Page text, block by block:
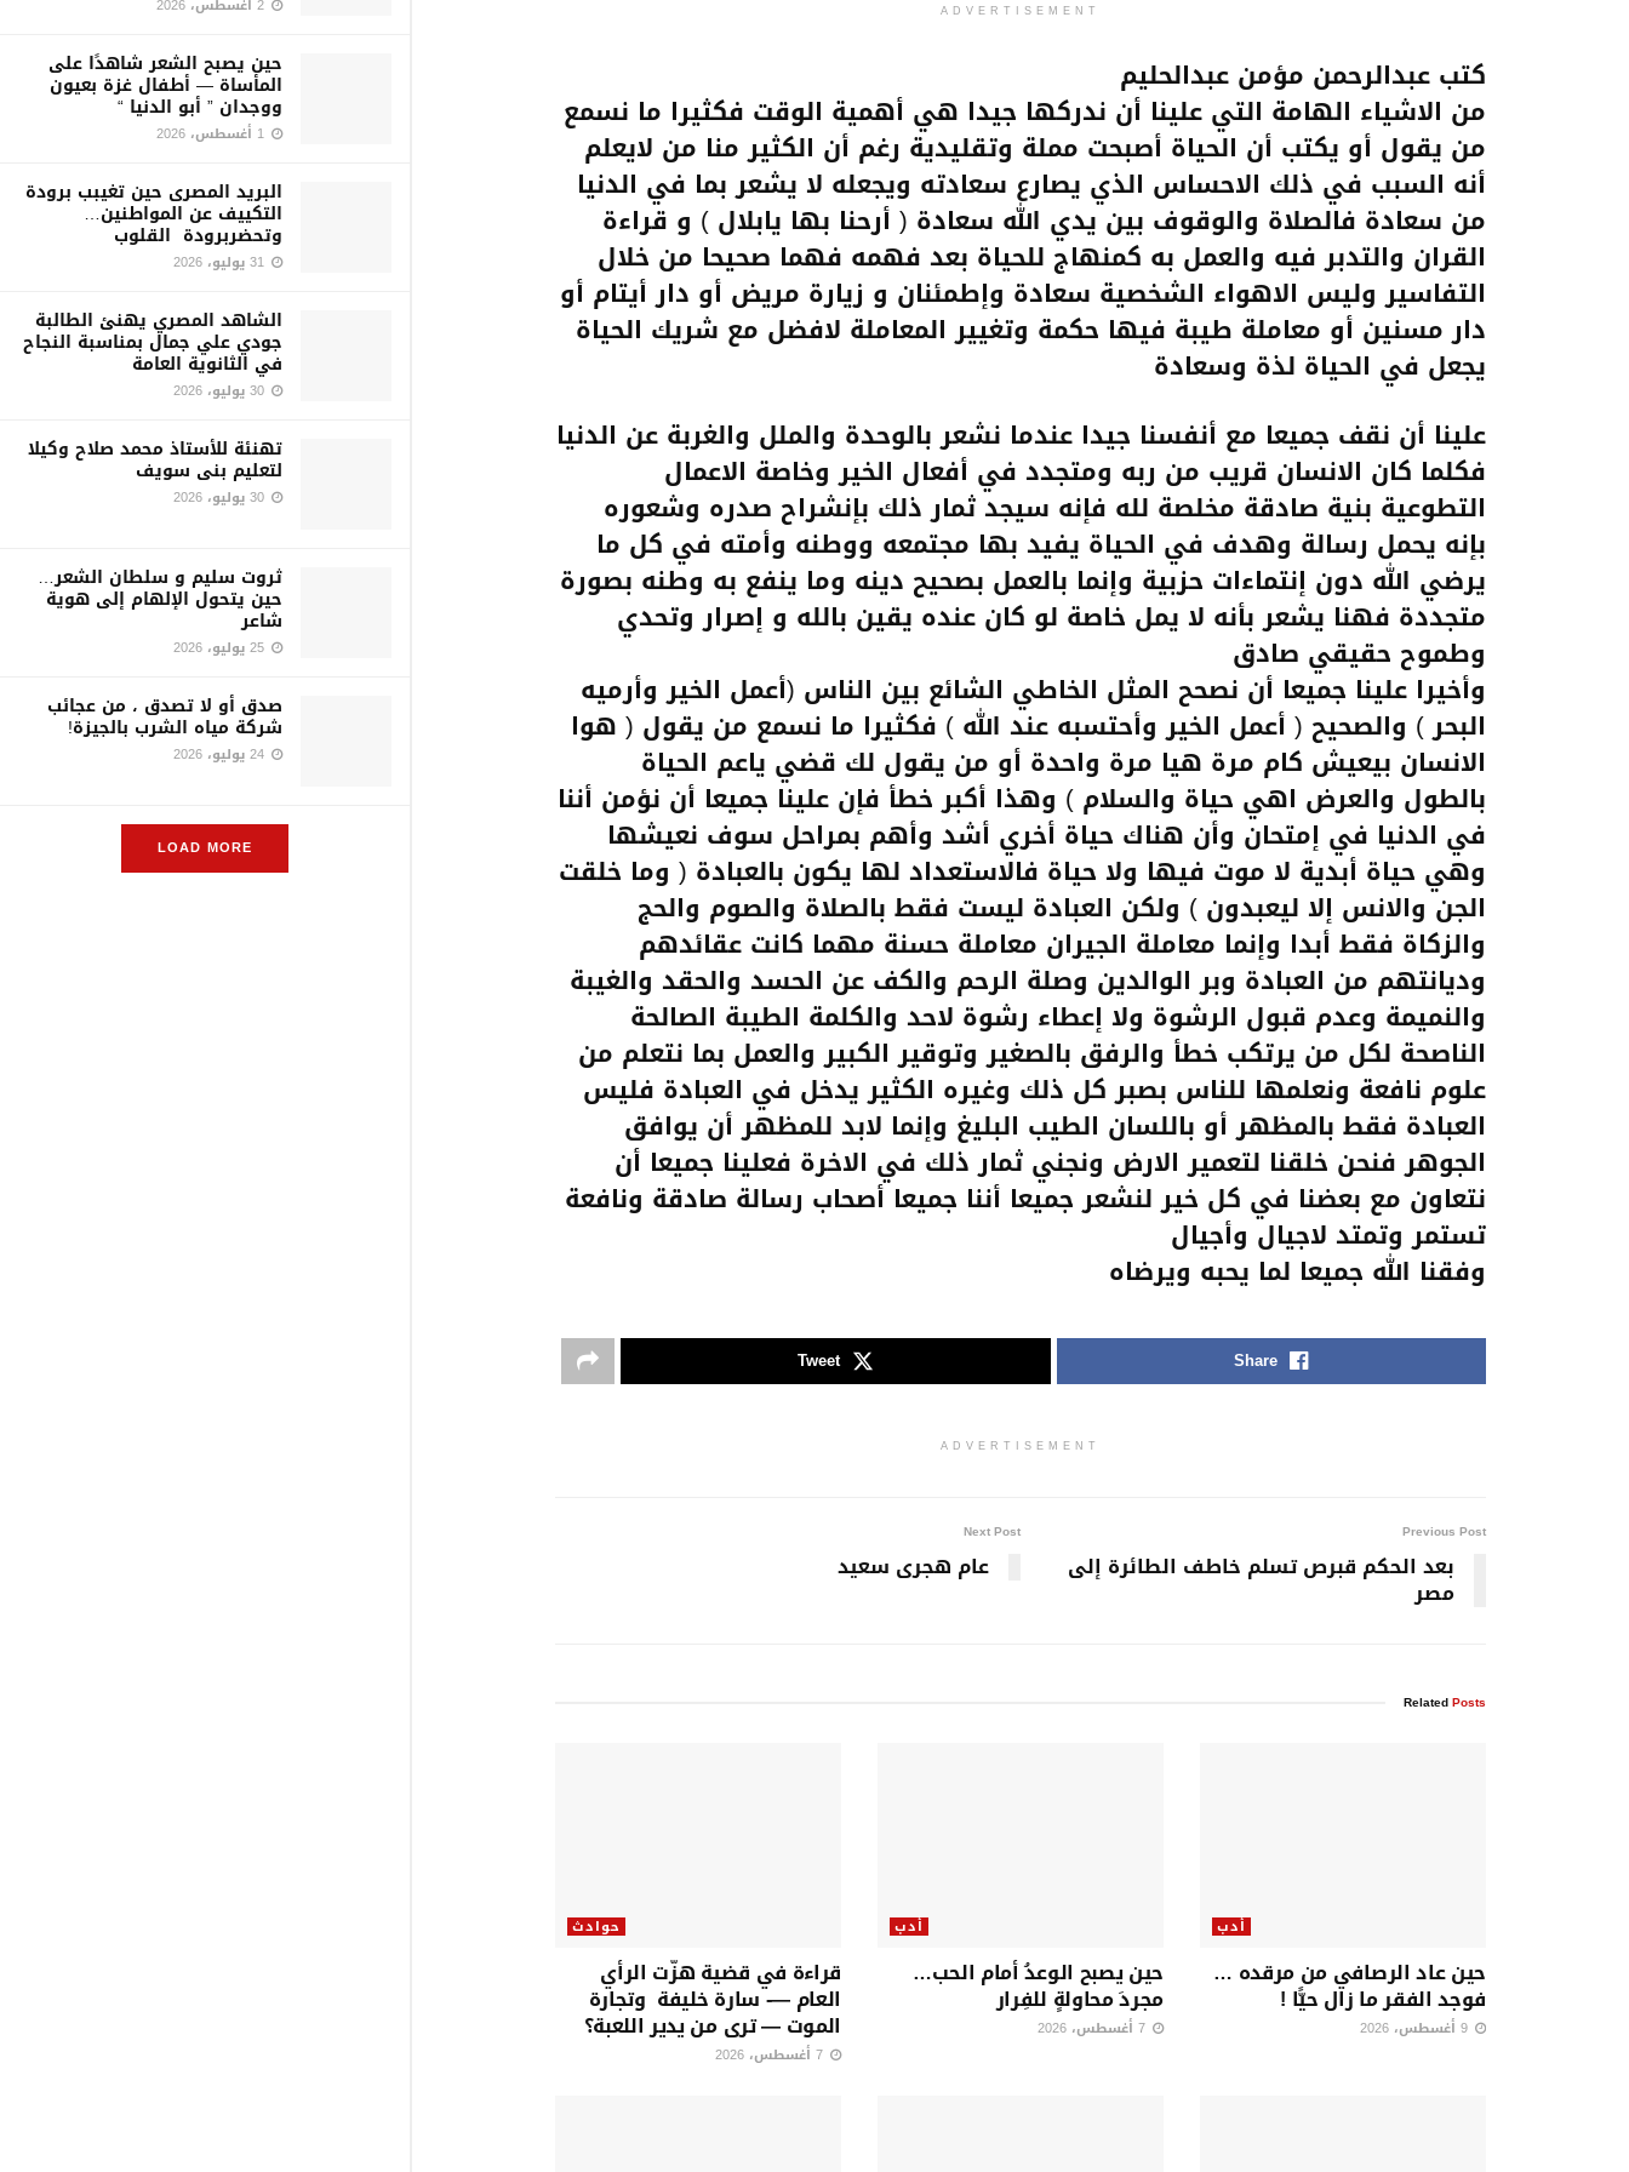
حين يصبح الشعر شاهدًا على
المأساة — أطفال غزة بعيون
ووجدان ” أبو الدنيا “
البريد المصرى حين تغيبب برودة
التكييف عن المواطنين…
وتحضربرودة القلوب
الشاهد المصري يهنئ الطالبة
جودي علي جمال بمناسبة النجاح
في الثانوية العامة
تهنئة للأستاذ محمد صلاح وكيلا
لتعليم بنى سويف
ثروت سليم و سلطان الشعر…
حين يتحول الإلهام إلى هوية
شاعر
صدق أو لا تصدق ، من عجائب
شركة مياه الشرب بالجيزة!
LOAD MORE
ADVERTISEMENT
كتب عبدالرحمن مؤمن عبدالحليم
من الاشياء الهامة التي علينا أن ندركها جيدا هي أهمية الوقت فكثيرا ما نسمع
من يقول أو يكتب أن الحياة أصبحت مملة وتقليدية رغم أن الكثير منا من لايعلم
أنه السبب في ذلك الاحساس الذي يصارع سعادته ويجعله لا يشعر بما في الدنيا
من سعادة فالصلاة والوقوف بين يدي الله سعادة ( أرحنا بها يابلال ) و قراءة
القران والتدبر فيه والعمل به كمنهاج للحياة بعد فهمه فهما صحيحا من خلال
التفاسير وليس الاهواء الشخصية سعادة وإطمئنان و زيارة مريض أو دار أيتام أو
دار مسنين أو معاملة طيبة فيها حكمة وتغيير المعاملة لافضل مع شريك الحياة
يجعل في الحياة لذة وسعادة
علينا أن نقف جميعا مع أنفسنا جيدا عندما نشعر بالوحدة والملل والغربة عن الدنيا
فكلما كان الانسان قريب من ربه ومتجدد في أفعال الخير وخاصة الاعمال
التطوعية بنية صادقة مخلصة لله فإنه سيجد ثمار ذلك بإنشراح صدره وشعوره
بإنه يحمل رسالة وهدف في الحياة يفيد بها مجتمعه ووطنه وأمته في كل ما
يرضي الله دون إنتماءات حزبية وإنما بالعمل بصحيح دينه وما ينفع به وطنه بصورة
متجددة فهنا يشعر بأنه لا يمل خاصة لو كان عنده يقين بالله و إصرار وتحدي
وطموح حقيقي صادق
وأخيرا علينا جميعا أن نصحح المثل الخاطي الشائع بين الناس (أعمل الخير وأرميه
البحر ) والصحيح ( أعمل الخير وأحتسبه عند الله ) فكثيرا ما نسمع من يقول ( هوا
الانسان بيعيش كام مرة هيا مرة واحدة أو من يقول لك قضي ياعم الحياة
بالطول والعرض اهي حياة والسلام ) وهذا أكبر خطأ فإن علينا جميعا أن نؤمن أننا
في الدنيا في إمتحان وأن هناك حياة أخري أشد وأهم بمراحل سوف نعيشها
وهي حياة أبدية لا موت فيها ولا حياة فالاستعداد لها يكون بالعبادة ( وما خلقت
الجن والانس إلا ليعبدون ) ولكن العبادة ليست فقط بالصلاة والصوم والحج
والزكاة فقط أبدا وإنما معاملة الجيران معاملة حسنة مهما كانت عقائدهم
وديانتهم من العبادة وبر الوالدين وصلة الرحم والكف عن الحسد والحقد والغيبة
والنميمة وعدم قبول الرشوة ولا إعطاء رشوة لاحد والكلمة الطيبة الصالحة
الناصحة لكل من يرتكب خطأ والرفق بالصغير وتوقير الكبير والعمل بما نتعلم من
علوم نافعة ونعلمها للناس بصبر كل ذلك وغيره الكثير يدخل في العبادة فليس
العبادة فقط بالمظهر أو باللسان الطيب البليغ وإنما لابد للمظهر أن يوافق
الجوهر فنحن خلقنا لتعمير الارض ونجني ثمار ذلك في الاخرة فعلينا جميعا أن
نتعاون مع بعضنا في كل خير لنشعر جميعا أننا جميعا أصحاب رسالة صادقة ونافعة
تستمر وتمتد لاجيال وأجيال
وفقنا الله جميعا لما يحبه ويرضاه
Share
Tweet
ADVERTISEMENT
Previous Post
بعد الحكم قبرص تسلم خاطف الطائرة إلى
مصر
Next Post
عام هجرى سعيد
RelatedPosts
أدب
حين عاد الرصافي من مرقده …
فوجد الفقر ما زال حيًّا !
أدب
حين يصبح الوعدُ أمام الحب…
مجردَ محاولةٍ للفِرار
حوادث
قراءة في قضية هزّت الرأي
العام —- سارة خليفة وتجارة
الموت — ترى من يدير اللعبة؟